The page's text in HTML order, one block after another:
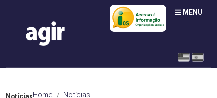
MENU
NotíciasHome
Notícias